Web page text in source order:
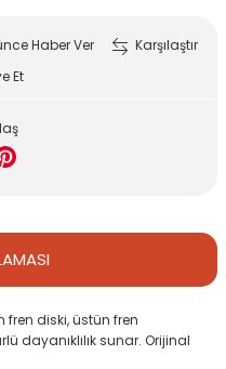
Haber Ver
Karşılaştır
Et
fren diski, üstün fren
dayanıklılık sunar. Orijinal